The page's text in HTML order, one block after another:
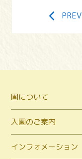
PREV
園について
入園のご案内
インフォメーション